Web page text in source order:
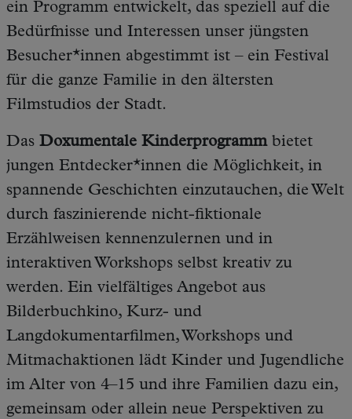
ein Programm entwickelt, das speziell auf die
Bedürfnisse und Interessen unser jüngsten
Besucher*innen abgestimmt ist – ein Festival
für die ganze Familie in den ältersten
Filmstudios der Stadt.
Das Doxumentale Kinderprogrammbietet
jungen Entdecker*innen die Möglichkeit, in
spannende Geschichten einzutauchen, die Welt
durch faszinierende nicht-fiktionale
Erzählweisen kennenzulernen und in
interaktiven Workshops selbst kreativ zu
werden. Ein vielfältiges Angebot aus
Bilderbuchkino, Kurz- und
Langdokumentarfilmen, Workshops und
Mitmachaktionen lädt Kinder und Jugendliche
im Alter von 4–15 und ihre Familien dazu ein,
gemeinsam oder allein neue Perspektiven zu